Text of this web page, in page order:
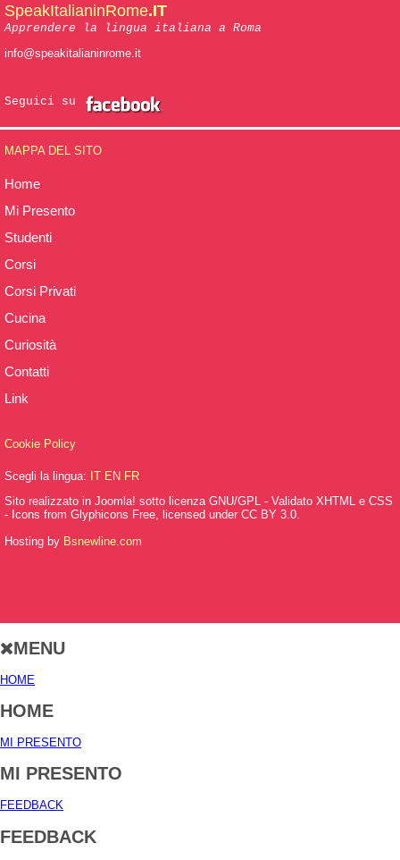
SpeakItalianinRome.IT
Apprendere la lingua italiana a Roma
info@speakitalianinrome.it
Seguici su
MAPPA DEL SITO
Home
Mi Presento
Studenti
Corsi
Corsi Privati
Cucina
Curiosità
Contatti
Link
Cookie Policy
Scegli la lingua: IT EN FR
Sito realizzato in Joomla! sotto licenza GNU/GPL - Validato XHTML e CSS
- Icons from Glyphicons Free, licensed under CC BY 3.0.
Hosting by Bsnewline.com
MENU
HOME
HOME
MI PRESENTO
MI PRESENTO
FEEDBACK
FEEDBACK